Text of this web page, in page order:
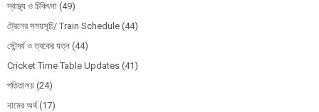
স্বাস্থ্য ও চিকিৎসা (49)
ট্রেনের সময়সূচি/ Train Schedule (44)
সৌন্দর্য ও ত্বকের যত্ন (44)
Cricket Time Table Updates (41)
পতিতালয় (24)
নামের অর্থ (17)